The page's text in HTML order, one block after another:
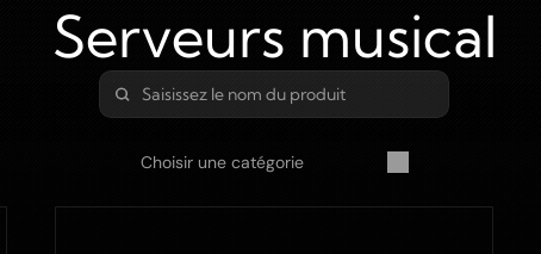
Serveurs musical
Choisir une catégorie